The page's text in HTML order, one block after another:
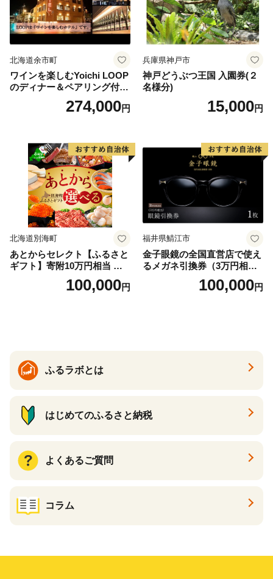
北海道余市町
ワインを楽しむYoichi LOOP
のディナー＆ペアリング付宿
泊プラン＜デラックスツイン
274,000円
兵庫県神戸市
神戸どうぶつ王国 入園券(２
名様分)
15,000円
北海道別海町
あとからセレクト【ふるさと
ギフト】寄附10万円相当 あ
とから選べる！ ギフト いく
ら ほたて 海鮮 牛肉 別海町
ギフト ふるさと納税 ）
100,000円
福井県鯖江市
金子眼鏡の全国直営店で使え
るメガネ引換券（3万円相
100,000円
ふるラボとは
はじめてのふるさと納税
よくあるご質問
コラム